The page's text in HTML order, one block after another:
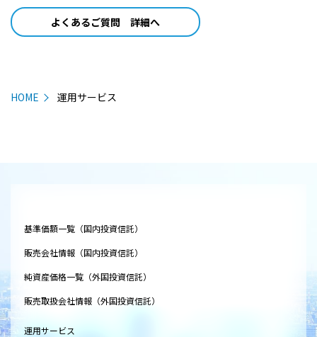
よくあるご質問 詳細へ
HOME 運用サービス
基準価額一覧（国内投資信託）
販売会社情報（国内投資信託）
純資産価格一覧（外国投資信託）
販売取扱会社情報（外国投資信託）
運用サービス